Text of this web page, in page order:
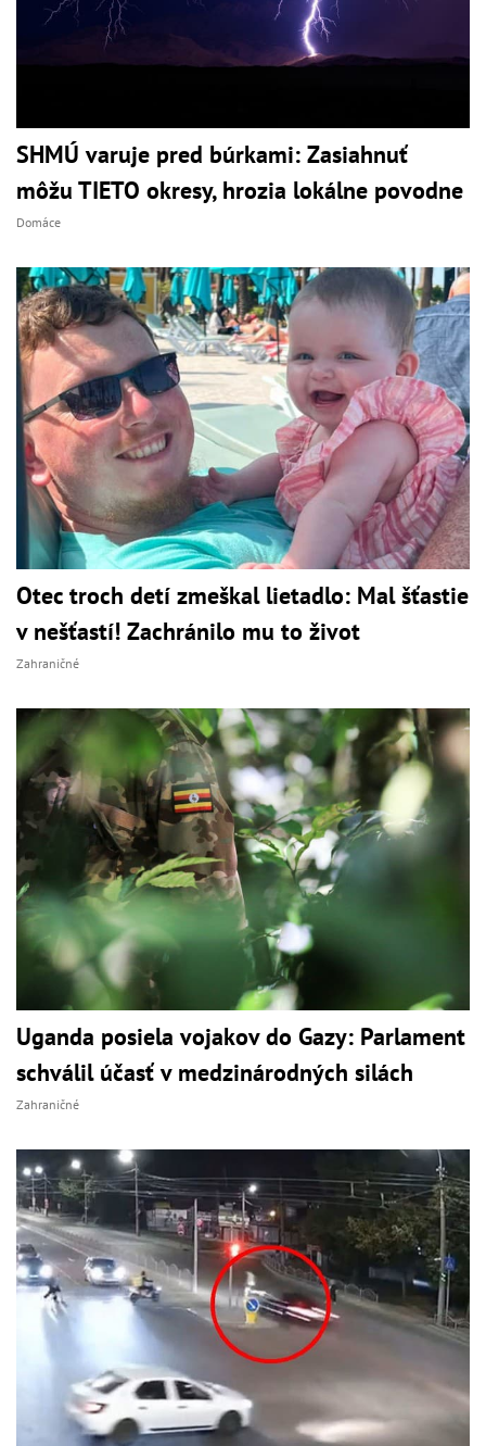
SHMÚ varuje pred búrkami: Zasiahnuť
môžu TIETO okresy, hrozia lokálne povodne
Domáce
Otec troch detí zmeškal lietadlo: Mal šťastie
v nešťastí! Zachránilo mu to život
Zahraničné
Uganda posiela vojakov do Gazy: Parlament
schválil účasť v medzinárodných silách
Zahraničné